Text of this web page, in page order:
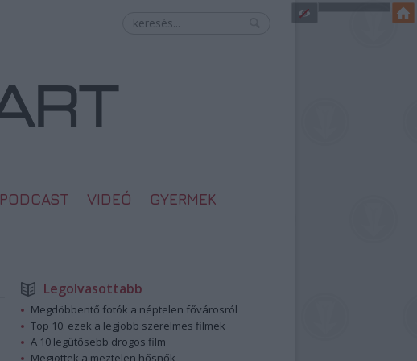
PODCAST VIDEÓ GYERMEK
Legolvasottabb
Megdöbbentő fotók a néptelen fővárosról
Top 10: ezek a legjobb szerelmes filmek
A 10 legütősebb drogos film
Megjöttek a meztelen hősnők